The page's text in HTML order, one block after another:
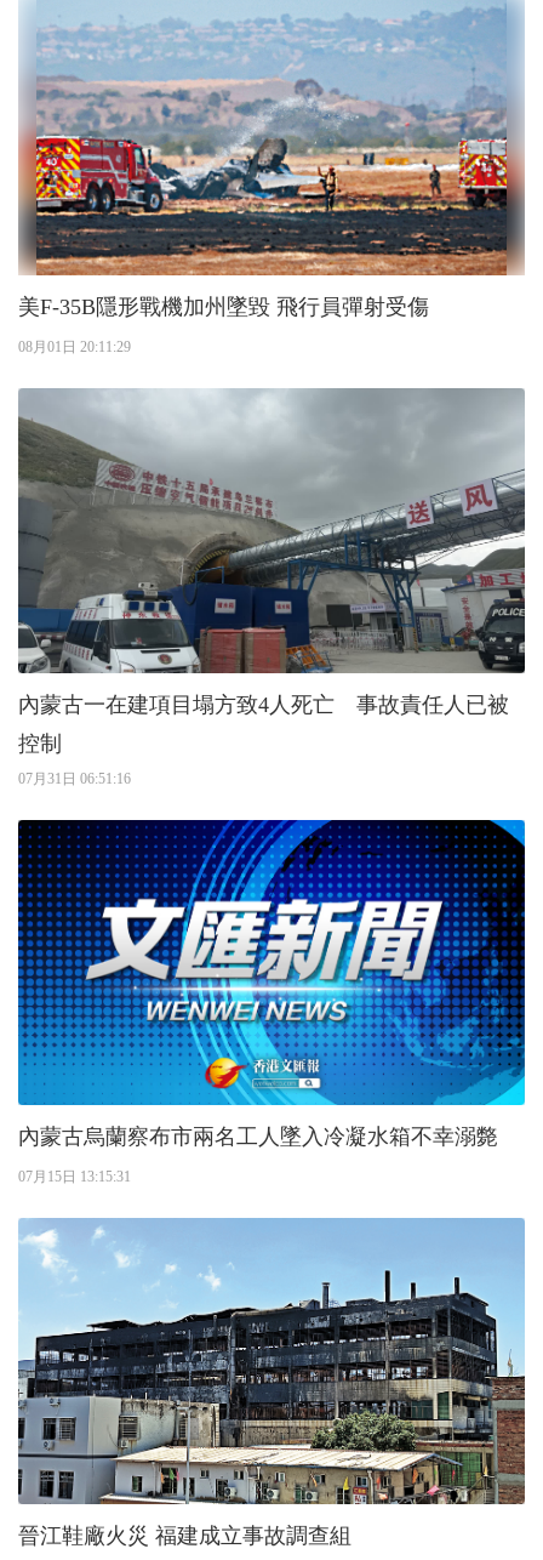
美F-35B隱形戰機加州墜毀 飛行員彈射受傷
08月01日 20:11:29
內蒙古一在建項目塌方致4人死亡 事故責任人已被
控制
07月31日 06:51:16
內蒙古烏蘭察布市兩名工人墜入冷凝水箱不幸溺斃
07月15日 13:15:31
晉江鞋廠火災 福建成立事故調查組